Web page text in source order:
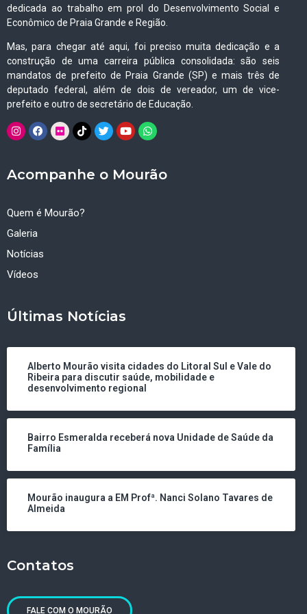
dedicada ao trabalho em prol do Desenvolvimento Social e
Econômico de Praia Grande e Região.
Mas, para chegar até aqui, foi preciso muita dedicação e a
construção de uma carreira pública consolidada: são seis
mandatos de prefeito de Praia Grande (SP) e mais três de
deputado federal, além de dois de vereador, um de vice-
prefeito e outro de secretário de Educação.
Acompanhe o Mourão
Quem é Mourão?
Galeria
Notícias
Vídeos
Últimas Notícias
Alberto Mourão visita cidades do Litoral Sul e Vale do
Ribeira para discutir saúde, mobilidade e
desenvolvimento regional
Bairro Esmeralda receberá nova Unidade de Saúde da
Família
Mourão inaugura a EM Profª. Nanci Solano Tavares de
Almeida
Contatos
FALE COM O MOURÃO